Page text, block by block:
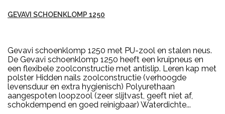
GEVAVI SCHOENKLOMP 1250
Gevavi schoenklomp 1250 met PU-zool en stalen neus.
De Gevavi schoenklomp 1250 heeft een kruipneus en
een flexibele zoolconstructie met antislip. Leren kap met
polster Hidden nails zoolconstructie (verhoogde
levensduur en extra hygienisch) Polyurethaan
aangespoten loopzool (zeer slijtvast, geeft niet af,
schokdempend en goed reinigbaar) Waterdichte...